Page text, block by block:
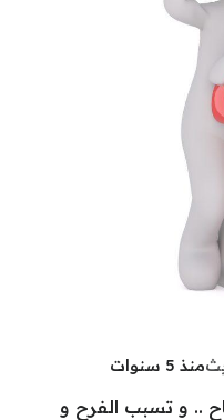
منذ 5 سنوات
.. و تسبب الفرح و